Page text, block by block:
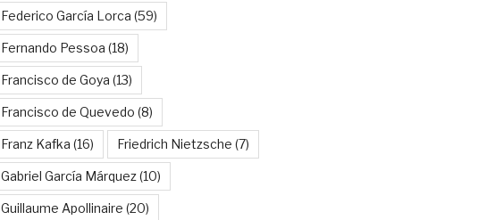
Federico García Lorca (59)
Fernando Pessoa (18)
Francisco de Goya (13)
Francisco de Quevedo (8)
Franz Kafka (16) Friedrich Nietzsche (7)
Gabriel García Márquez(10)
Guillaume Apollinaire (20)